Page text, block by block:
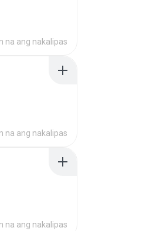
na ang nakalipas
na ang nakalipas
na ang nakalipas